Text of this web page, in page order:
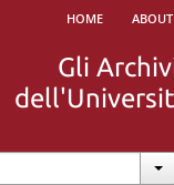
home about